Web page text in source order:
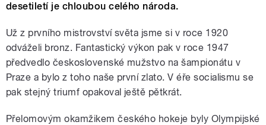
desetiletí je chloubou celého národa.
Už z prvního mistrovství světa jsme si v roce 1920
odváželi bronz. Fantastický výkon pak v roce 1947
předvedlo československé mužstvo na šampionátu v
Praze a bylo z toho naše první zlato. V éře socialismu se
pak stejný triumf opakoval ještě pětkrát.
Přelomovým okamžikem českého hokeje byly Olympijské